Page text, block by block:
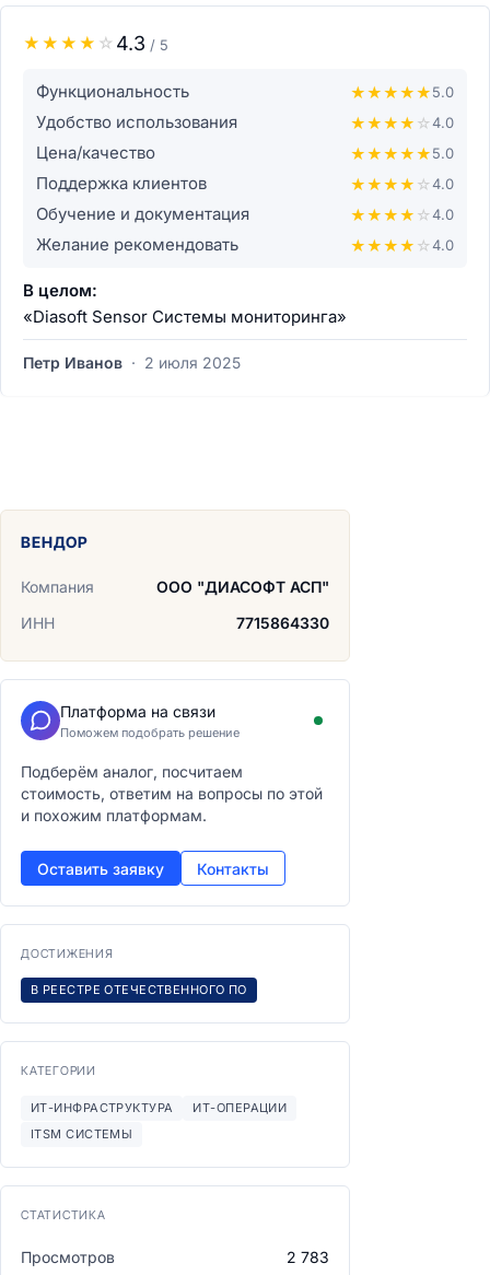
★ ★ ★ ★ ☆ 4.3 / 5
Функциональность ★★★★★5.0
Удобство использования ★★★★ ☆4.0
Цена/качество ★★★★★5.0
Поддержка клиентов ★★★★ ☆4.0
Обучение и документация ★★★★ ☆4.0
Желание рекомендовать ★★★★ ☆4.0
В целом:
«Diasoft Sensor Системы мониторинга»
Петр Иванов · 2 июля 2025
ВЕНДОР
Компания
ООО "ДИАСОФТ АСП"
ИНН
7715864330
Платформа на связи
Поможем подобрать решение
Подберём аналог, посчитаем
стоимость, ответим на вопросы по этой
и похожим платформам.
Оставить заявку Контакты
ДОСТИЖЕНИЯ
В РЕЕСТРЕ ОТЕЧЕСТВЕННОГО ПО
КАТЕГОРИИ
ИТ-ИНФРАСТРУКТУРА
ИТ-ОПЕРАЦИИ
ITSM СИСТЕМЫ
СТАТИСТИКА
Просмотров 2 783